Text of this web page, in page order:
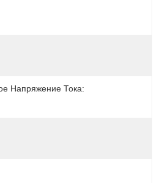
Напряжение Тока: